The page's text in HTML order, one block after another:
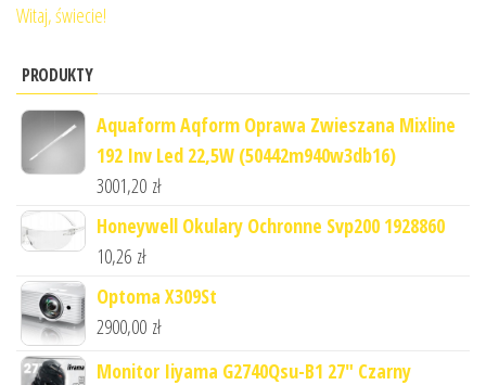
Witaj, świecie!
PRODUKTY
Aquaform Aqform Oprawa Zwieszana Mixline
192 Inv Led 22,5W (50442m940w3db16)
3001,20 zł
Honeywell Okulary Ochronne Svp200 1928860
10,26 zł
Optoma X309St
2900,00 zł
Monitor Iiyama G2740Qsu-B1 27" Czarny